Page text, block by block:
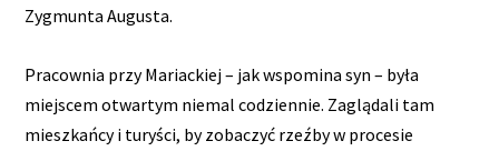
Zygmunta Augusta.
Pracownia przy Mariackiej – jak wspomina syn – była
miejscem otwartym niemal codziennie. Zaglądali tam
mieszkańcy i turyści, by zobaczyć rzeźby w procesie